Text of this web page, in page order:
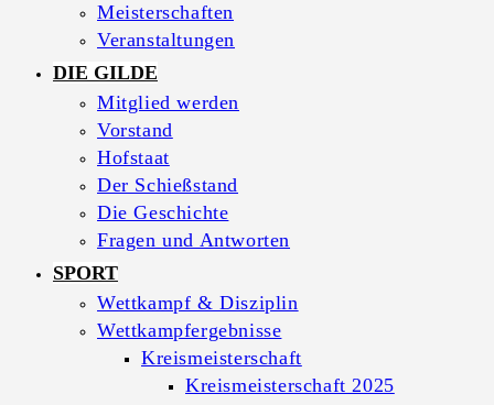
Meisterschaften
Veranstaltungen
DIE GILDE
Mitglied werden
Vorstand
Hofstaat
Der Schießstand
Die Geschichte
Fragen und Antworten
SPORT
Wettkampf & Disziplin
Wettkampfergebnisse
Kreismeisterschaft
Kreismeisterschaft 2025